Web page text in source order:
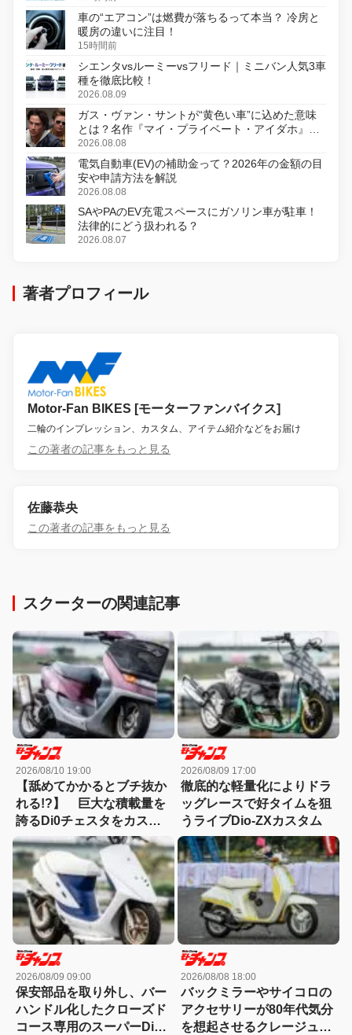
車の“エアコン”は燃費が落ちるって本当？ 冷房と
暖房の違いに注目！
15時間前
シエンタvsルーミーvsフリード｜ミニバン人気3車
種を徹底比較！
2026.08.09
ガス・ヴァン・サントが“黄色い車”に込めた意味
とは？名作『マイ・プライベート・アイダホ』が
初のデジタルリマスター版で復活
2026.08.08
電気自動車(EV)の補助金って？2026年の金額の目
安や申請方法を解説
2026.08.08
SAやPAのEV充電スペースにガソリン車が駐車！
法律的にどう扱われる？
2026.08.07
著者プロフィール
Motor-Fan BIKES [モーターファンバイクス]
二輪のインプレッション、カスタム、アイテム紹介などをお届け
この著者の記事をもっと見る
佐藤恭央
この著者の記事をもっと見る
スクーターの関連記事
2026/08/10 19:00
【舐めてかかるとブチ抜か
れる!?】 巨大な積載量を
誇るDi0チェスタをカスタ
マイズ！
2026/08/09 17:00
徹底的な軽量化によりドラ
ッグレースで好タイムを狙
うライブDio-ZXカスタム
2026/08/09 09:00
保安部品を取り外し、バー
ハンドル化したクローズド
コース専用のスーパーDio
2026/08/08 18:00
バックミラーやサイコロの
アクセサリーが80年代気分
を想起させるクレージュタ